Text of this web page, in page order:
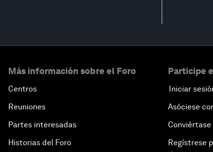
Más información sobre el Foro
Centros
Reuniones
Partes interesadas
Historias del Foro
Participe
Iniciar
Asóciese
Regístrese